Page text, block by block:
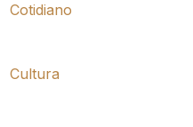
Cotidiano
Cultura